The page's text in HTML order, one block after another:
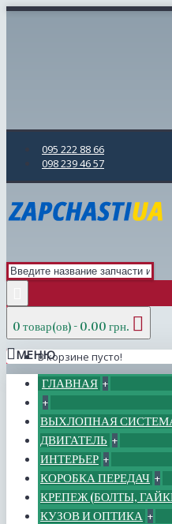
095 222 88 66
098 239 46 57
0 товар(ов) - 0.00 грн.
В корзине пусто!
МЕНЮ
ГЛАВНАЯ +
+
ВЫХЛОПНАЯ
ДВИГАТЕЛЬ +
ИНТЕРЬЕР +
КОРОБКА ПЕРЕДАЧ +
КРЕПЕЖ (БОЛТЫ,
КУЗОВ И ОПТИКА +